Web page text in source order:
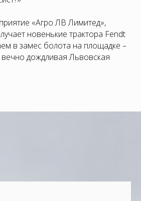
«Агро ЛВ Лимитед»,
новенькие трактора Fendt
в замес болота на площадке –
дождливая Львовская